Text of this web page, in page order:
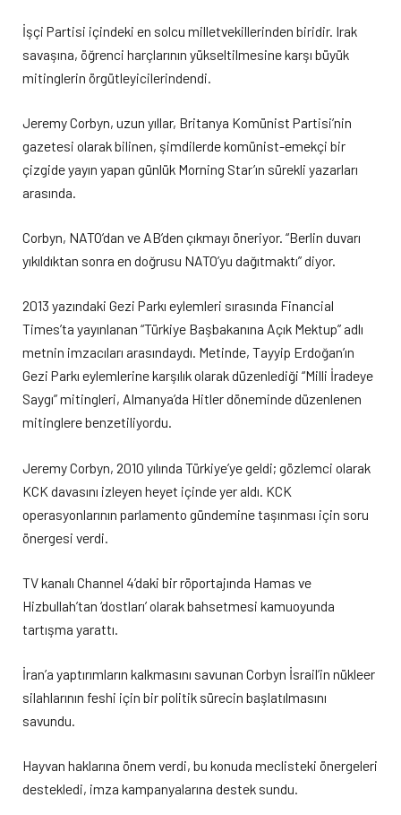
İşçi Partisi içindeki en solcu milletvekillerinden biridir. Irak
savaşına, öğrenci harçlarının yükseltilmesine karşı büyük
mitinglerin örgütleyicilerindendi.
Jeremy Corbyn, uzun yıllar, Britanya Komünist Partisi’nin
gazetesi olarak bilinen, şimdilerde komünist-emekçi bir
çizgide yayın yapan günlük Morning Star’ın sürekli yazarları
arasında.
Corbyn, NATO’dan ve AB’den çıkmayı öneriyor. “Berlin duvarı
yıkıldıktan sonra en doğrusu NATO’yu dağıtmaktı” diyor.
2013 yazındaki Gezi Parkı eylemleri sırasında Financial
Times’ta yayınlanan “Türkiye Başbakanına Açık Mektup” adlı
metnin imzacıları arasındaydı. Metinde, Tayyip Erdoğan’ın
Gezi Parkı eylemlerine karşılık olarak düzenlediği “Milli İradeye
Saygı” mitingleri, Almanya’da Hitler döneminde düzenlenen
mitinglere benzetiliyordu.
Jeremy Corbyn, 2010 yılında Türkiye’ye geldi; gözlemci olarak
KCK davasını izleyen heyet içinde yer aldı. KCK
operasyonlarının parlamento gündemine taşınması için soru
önergesi verdi.
TV kanalı Channel 4’daki bir röportajında Hamas ve
Hizbullah’tan ‘dostları’ olarak bahsetmesi kamuoyunda
tartışma yarattı.
İran’a yaptırımların kalkmasını savunan Corbyn İsrail’in nükleer
silahlarının feshi için bir politik sürecin başlatılmasını
savundu.
Hayvan haklarına önem verdi, bu konuda meclisteki önergeleri
destekledi, imza kampanyalarına destek sundu.